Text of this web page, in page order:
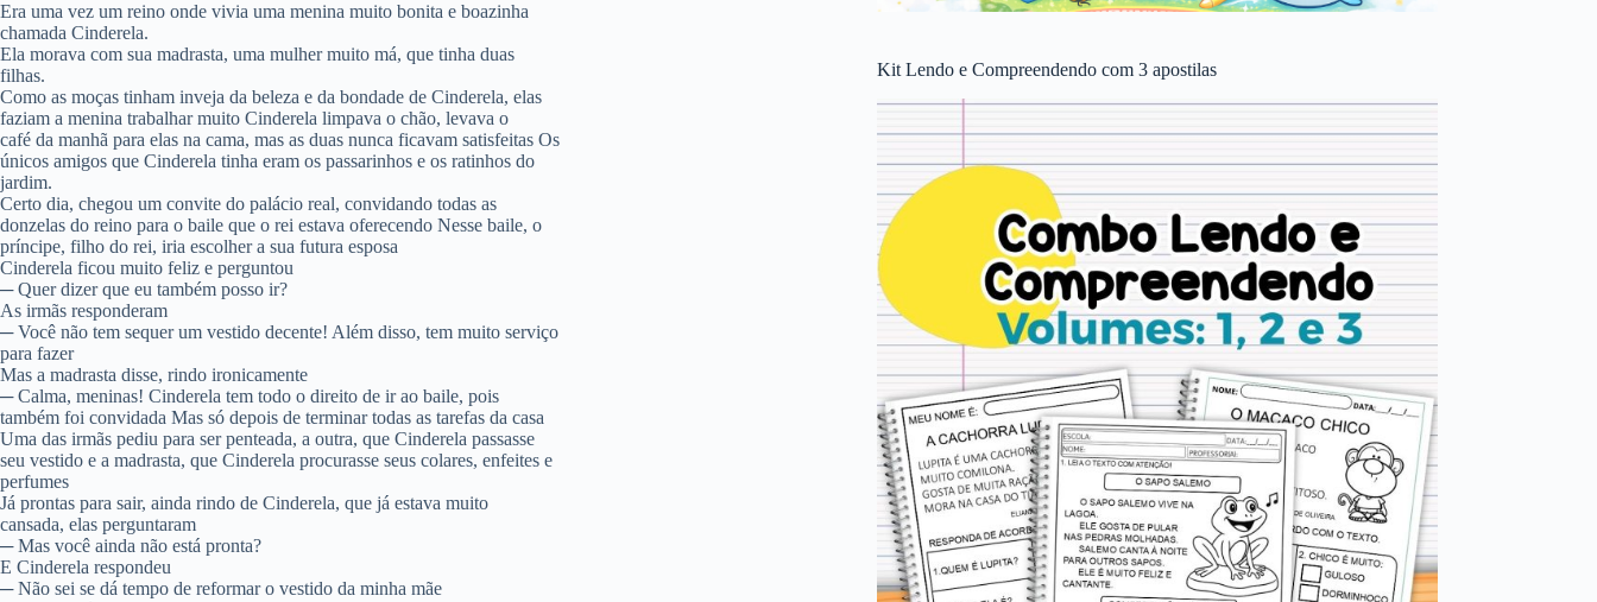
Era uma vez um reino onde vivia uma menina muito bonita e boazinha
chamada Cinderela.
Ela morava com sua madrasta, uma mulher muito má, que tinha duas
filhas.
Como as moças tinham inveja da beleza e da bondade de Cinderela, elas
faziam a menina trabalhar muito Cinderela limpava o chão, levava o
café da manhã para elas na cama, mas as duas nunca ficavam satisfeitas Os
únicos amigos que Cinderela tinha eram os passarinhos e os ratinhos do
jardim.
Certo dia, chegou um convite do palácio real, convidando todas as
donzelas do reino para o baile que o rei estava oferecendo Nesse baile, o
príncipe, filho do rei, iria escolher a sua futura esposa
Cinderela ficou muito feliz e perguntou
─ Quer dizer que eu também posso ir?
As irmãs responderam
─ Você não tem sequer um vestido decente! Além disso, tem muito serviço
para fazer
Mas a madrasta disse, rindo ironicamente
─ Calma, meninas! Cinderela tem todo o direito de ir ao baile, pois
também foi convidada Mas só depois de terminar todas as tarefas da casa
Uma das irmãs pediu para ser penteada, a outra, que Cinderela passasse
seu vestido e a madrasta, que Cinderela procurasse seus colares, enfeites e
perfumes
Já prontas para sair, ainda rindo de Cinderela, que já estava muito
cansada, elas perguntaram
─ Mas você ainda não está pronta?
E Cinderela respondeu
─ Não sei se dá tempo de reformar o vestido da minha mãe
Kit Lendo e Compreendendo com 3 apostilas